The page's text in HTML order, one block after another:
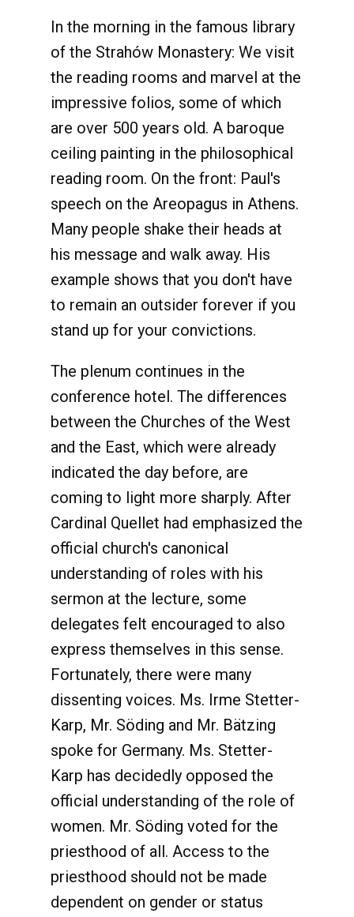
In the morning in the famous library
of the Strahów Monastery: We visit
the reading rooms and marvel at the
impressive folios, some of which
are over 500 years old. A baroque
ceiling painting in the philosophical
reading room. On the front: Paul's
speech on the Areopagus in Athens.
Many people shake their heads at
his message and walk away. His
example shows that you don't have
to remain an outsider forever if you
stand up for your convictions.
The plenum continues in the
conference hotel. The differences
between the Churches of the West
and the East, which were already
indicated the day before, are
coming to light more sharply. After
Cardinal Quellet had emphasized the
official church's canonical
understanding of roles with his
sermon at the lecture, some
delegates felt encouraged to also
express themselves in this sense.
Fortunately, there were many
dissenting voices. Ms. Irme Stetter-
Karp, Mr. Söding and Mr. Bätzing
spoke for Germany. Ms. Stetter-
Karp has decidedly opposed the
official understanding of the role of
women. Mr. Söding voted for the
priesthood of all. Access to the
priesthood should not be made
dependent on gender or status